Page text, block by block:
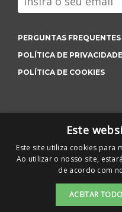
PERGUNTAS FREQUENTES
POLÍTICA DE PRIVACIDADE
POLÍTICA DE COOKIES
Este
Este site utiliza cookies para
Ao utilizar o nosso site,
de acordo com
ACEITAR